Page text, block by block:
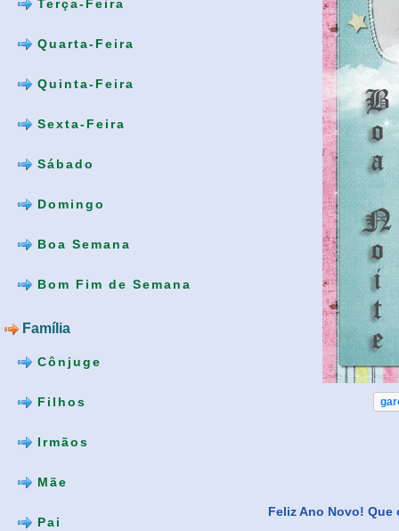
Terça-Feira
Quarta-Feira
Quinta-Feira
Sexta-Feira
Sábado
Domingo
Boa Semana
Bom Fim de Semana
Família
Cônjuge
Filhos
Irmãos
Mãe
Pai
Feliz Ano Novo! Que